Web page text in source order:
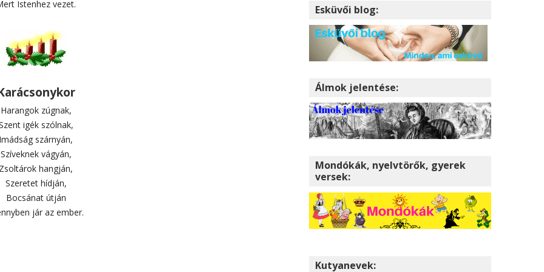
Istenhez vezet.
Harangok zúgnak,
igék szólnak,
szárnyán,
Szíveknek vágyán,
hangján,
Szeretet hídján,
Bocsánat útján
jár az ember.
Esküvői blog:
Álmok jelentése:
Mondókák, nyelvtörők, gyerek
versek:
Kutyanevek: